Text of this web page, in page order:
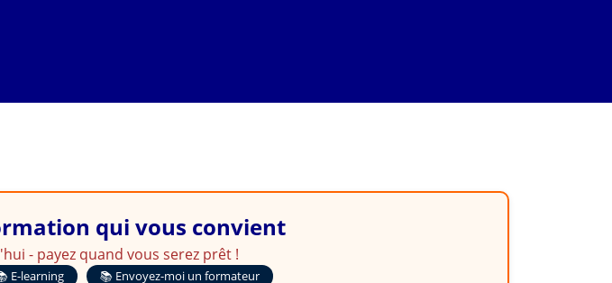
qui vous convient
- payez quand vous serez prêt !
E-learning 📚 Envoyez-moi un formateur